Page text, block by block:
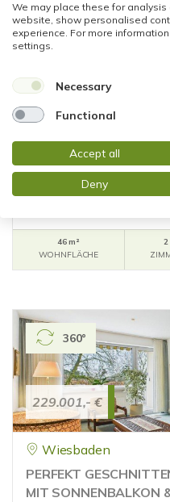
199.000,- €
Mainz
SUPER
46 m²
WOHNFLÄCHE
2
229.001,- €
360°
Wiesbaden
PERFEKT
MIT SONNENBALKON
We may place these for
website, show personalised
experience. For more
settings.
Necessary
Functional
Accept all
Deny